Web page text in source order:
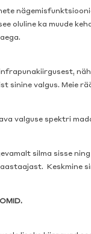
oluline ka muude
sinine valgus. Meie
valguse spektri
silma sisse
Keskmine